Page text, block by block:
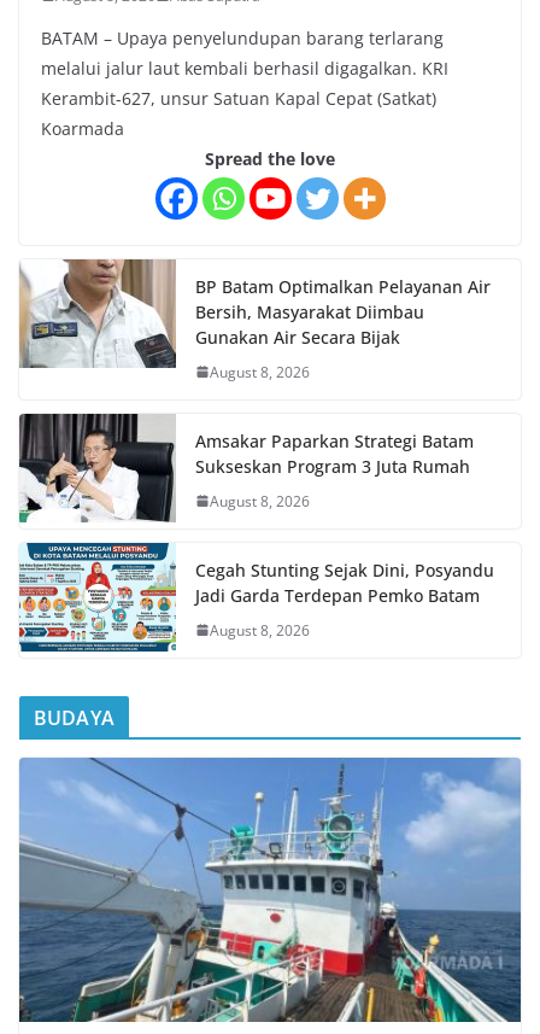
BATAM – Upaya penyelundupan barang terlarang
melalui jalur laut kembali berhasil digagalkan. KRI
Kerambit-627, unsur Satuan Kapal Cepat (Satkat)
Koarmada
Spread the love
BP Batam Optimalkan Pelayanan Air
Bersih, Masyarakat Diimbau
Gunakan Air Secara Bijak
August 8, 2026
Amsakar Paparkan Strategi Batam
Sukseskan Program 3 Juta Rumah
August 8, 2026
Cegah Stunting Sejak Dini, Posyandu
Jadi Garda Terdepan Pemko Batam
August 8, 2026
BUDAYA